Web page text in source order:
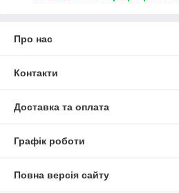
Про нас
Контакти
Доставка та оплата
Графік роботи
Повна версія сайту